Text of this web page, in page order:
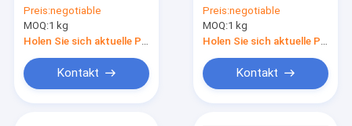
Preis:negotiable
MOQ:1 kg
Kontakt
Serum-Separator
Vakuum
Preis:negotiable
MOQ:1 kg
Kontakt